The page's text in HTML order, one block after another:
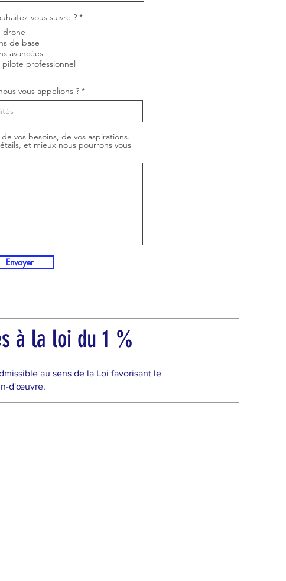
vous suivre ? *O
r
e
drone
de base
avancées
professionnel
vous appelions ?
vos besoins, de vos aspirations.
et mieux nous pourrons vous
Envoyer
à la loi du 1 %
au sens de la Loi favorisant le
d'œuvre.